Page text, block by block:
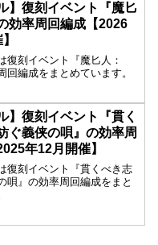
】復刻イベント『魔匕
効率周回編成【2026
復刻イベント『魔匕人：
回編成をまとめています。
】復刻イベント『貫く
ぐ義侠の唄』の効率周
年12月開催】
復刻イベント『貫くべき志
唄』の効率周回編成をまと